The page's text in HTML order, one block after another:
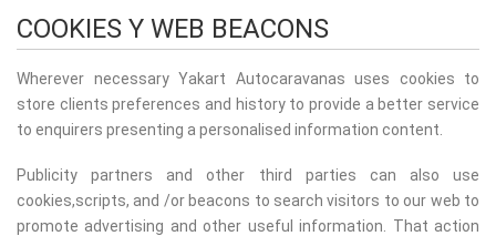
COOKIES Y WEB BEACONS
Wherever necessary Yakart Autocaravanas uses cookies to
store clients preferences and history to provide a better service
to enquirers presenting a personalised information content.
Publicity partners and other third parties can also use
cookies,scripts, and /or beacons to search visitors to our web to
promote advertising and other useful information. That action